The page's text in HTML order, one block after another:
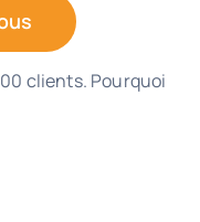
clients. Pourquoi